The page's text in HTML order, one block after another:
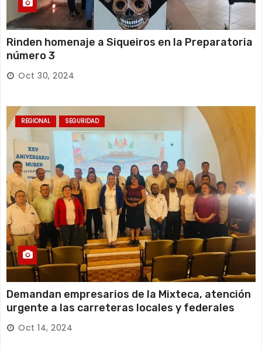
Rinden homenaje a Siqueiros en la Preparatoria
número 3
Oct 30, 2024
REGIONAL SEGURIDAD
Demandan empresarios de la Mixteca, atención
urgente a las carreteras locales y federales
Oct 14, 2024